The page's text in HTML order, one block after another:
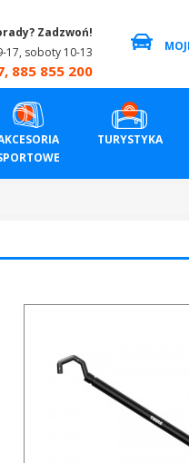
Zadzwoń!
17, soboty 10-13
885 855 200
TURYSTYKA